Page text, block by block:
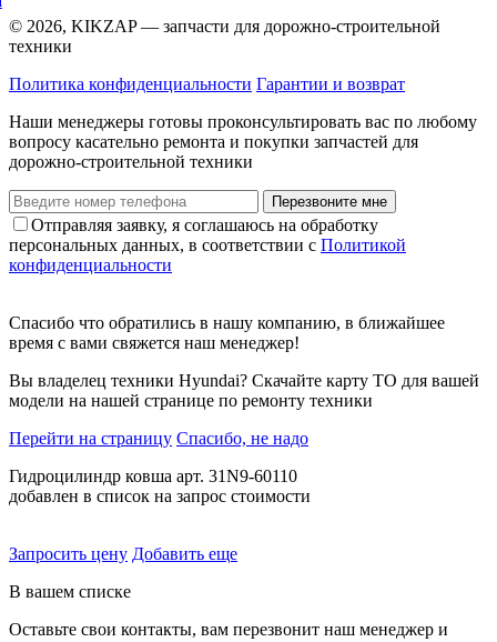
© 2026, KIKZAP — запчасти для дорожно-строительной
техники
Политика конфиденциальности Гарантии и возврат
Наши менеджеры готовы проконсультировать вас по любому
вопросу касательно ремонта и покупки запчастей для
дорожно-строительной техники
Перезвоните мне
Отправляя заявку, я соглашаюсь на обработку
персональных данных, в соответствии с Политикой
конфиденциальности
Спасибо что обратились в нашу компанию, в ближайшее
время с вами свяжется наш менеджер!
Вы владелец техники Hyundai? Скачайте карту ТО для вашей
модели на нашей странице по ремонту техники
Перейти на страницу Спасибо, не надо
Гидроцилиндр ковша арт. 31N9-60110
добавлен в список на запрос стоимости
Запросить цену Добавить еще
В вашем списке
Оставьте свои контакты, вам перезвонит наш менеджер и